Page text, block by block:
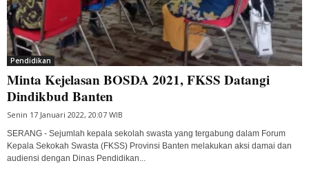
Pendidikan
Minta Kejelasan BOSDA 2021, FKSS Datangi
Dindikbud Banten
Senin 17 Januari 2022, 20:07 WIB
SERANG - Sejumlah kepala sekolah swasta yang tergabung dalam Forum
Kepala Sekokah Swasta (FKSS) Provinsi Banten melakukan aksi damai dan
audiensi dengan Dinas Pendidikan...